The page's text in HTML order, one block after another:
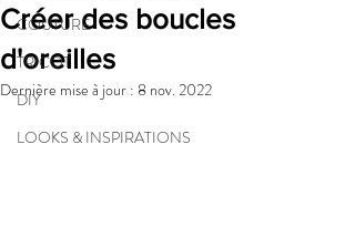
COUTURE
TRICOT
DIY
LOOKS & INSPIRATIONS
Créer des boucles
d'oreilles
Dernière mise à jour : 8 nov. 2022